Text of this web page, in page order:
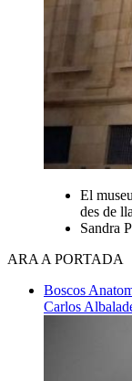
El
des de
Sandra
ARA A PORTADA
Boscos
Carlos